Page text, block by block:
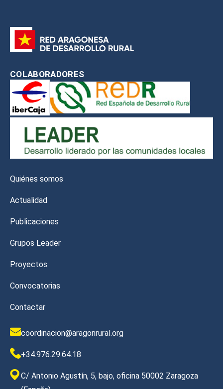
COLABORADORES
Quiénes somos
Actualidad
Publicaciones
Grupos Leader
Proyectos
Convocatorias
Contactar
coordinacion@aragonrural.org
+34.976.29.64.18
C/ Antonio Agustín, 5, bajo, oficina 50002 Zaragoza